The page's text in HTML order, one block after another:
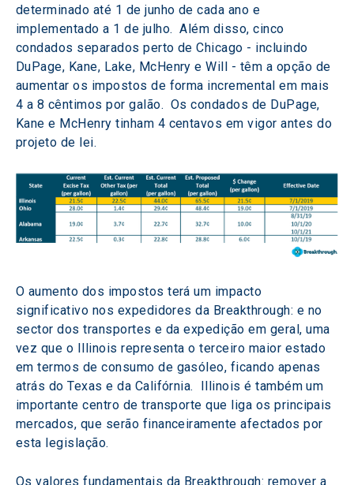
determinado até 1 de junho de cada ano e
implementado a 1 de julho.  Além disso, cinco
condados separados perto de Chicago - incluindo
DuPage, Kane, Lake, McHenry e Will - têm a opção de
aumentar os impostos de forma incremental em mais
4 a 8 cêntimos por galão.  Os condados de DuPage,
Kane e McHenry tinham 4 centavos em vigor antes do
projeto de lei.
O aumento dos impostos terá um impacto
significativo nos expedidores da Breakthrough: e no
sector dos transportes e da expedição em geral, uma
vez que o Illinois representa o terceiro maior estado
em termos de consumo de gasóleo, ficando apenas
atrás do Texas e da Califórnia.  Illinois é também um
importante centro de transporte que liga os principais
mercados, que serão financeiramente afectados por
esta legislação.
Os valores fundamentais da Breakthrough: remover a